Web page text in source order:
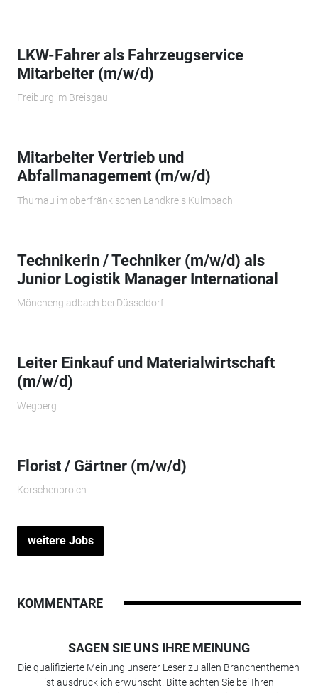
LKW-Fahrer als Fahrzeugservice
Mitarbeiter (m/w/d)
Freiburg im Breisgau
Mitarbeiter Vertrieb und
Abfallmanagement (m/w/d)
Thurnau im oberfränkischen Landkreis Kulmbach
Technikerin / Techniker (m/w/d) als
Junior Logistik Manager International
Mönchengladbach bei Düsseldorf
Leiter Einkauf und Materialwirtschaft
(m/w/d)
Wegberg
Florist / Gärtner (m/w/d)
Korschenbroich
weitere Jobs
KOMMENTARE
SAGEN SIE UNS IHRE MEINUNG
Die qualifizierte Meinung unserer Leser zu allen Branchenthemen
ist ausdrücklich erwünscht. Bitte achten Sie bei Ihren